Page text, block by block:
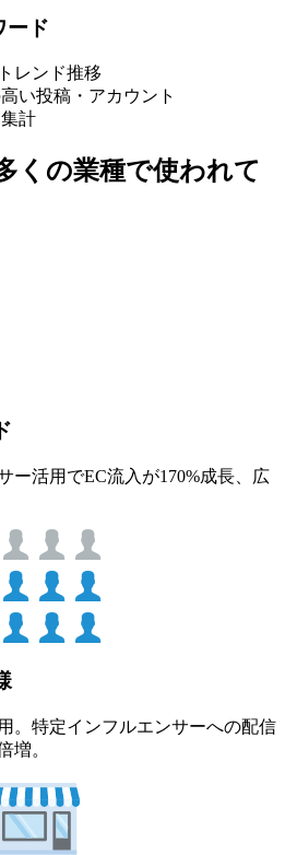
ード
レンド推移
い投稿・アカウント
計
くの業種で使われて
ー活用でEC流入が170%成長、広
。特定インフルエンサーへの配信
増。